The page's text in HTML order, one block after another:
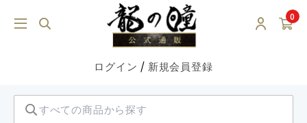
0
ログイン / 新規会員登録